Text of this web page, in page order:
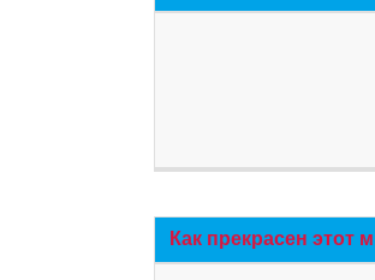
Как прекрасен этот